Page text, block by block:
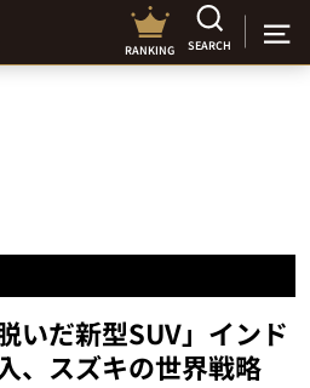
RANKING SEARCH
いだ新型SUV」インド
、スズキの世界戦略